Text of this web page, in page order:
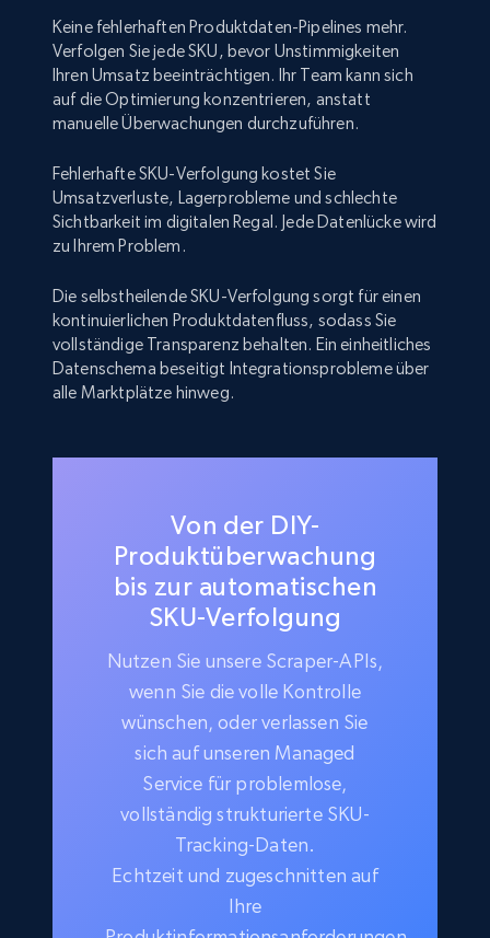
Keine fehlerhaften Produktdaten-Pipelines mehr.
Verfolgen Sie jede SKU, bevor Unstimmigkeiten
Ihren Umsatz beeinträchtigen. Ihr Team kann sich
auf die Optimierung konzentrieren, anstatt
manuelle Überwachungen durchzuführen.
Fehlerhafte SKU-Verfolgung kostet Sie
Umsatzverluste, Lagerprobleme und schlechte
Sichtbarkeit im digitalen Regal. Jede Datenlücke wird
zu Ihrem Problem.
Die selbstheilende SKU-Verfolgung sorgt für einen
kontinuierlichen Produktdatenfluss, sodass Sie
vollständige Transparenz behalten. Ein einheitliches
Datenschema beseitigt Integrationsprobleme über
alle Marktplätze hinweg.
Von der DIY-
Produktüberwachung
bis zur automatischen
SKU-Verfolgung
Nutzen Sie unsere Scraper-APIs,
wenn Sie die volle Kontrolle
wünschen, oder verlassen Sie
sich auf unseren Managed
Service für problemlose,
vollständig strukturierte SKU-
Tracking-Daten.
Echtzeit und zugeschnitten auf
Ihre